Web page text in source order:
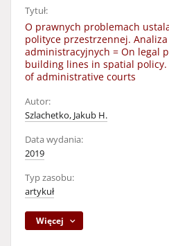
Tytuł:
O prawnych problemach
polityce przestrzennej.
administracyjnych = On legal
building lines in spatial
of administrative courts
Autor:
Szlachetko, Jakub H.
Data wydania:
2019
Typ zasobu:
artykuł
Więcej